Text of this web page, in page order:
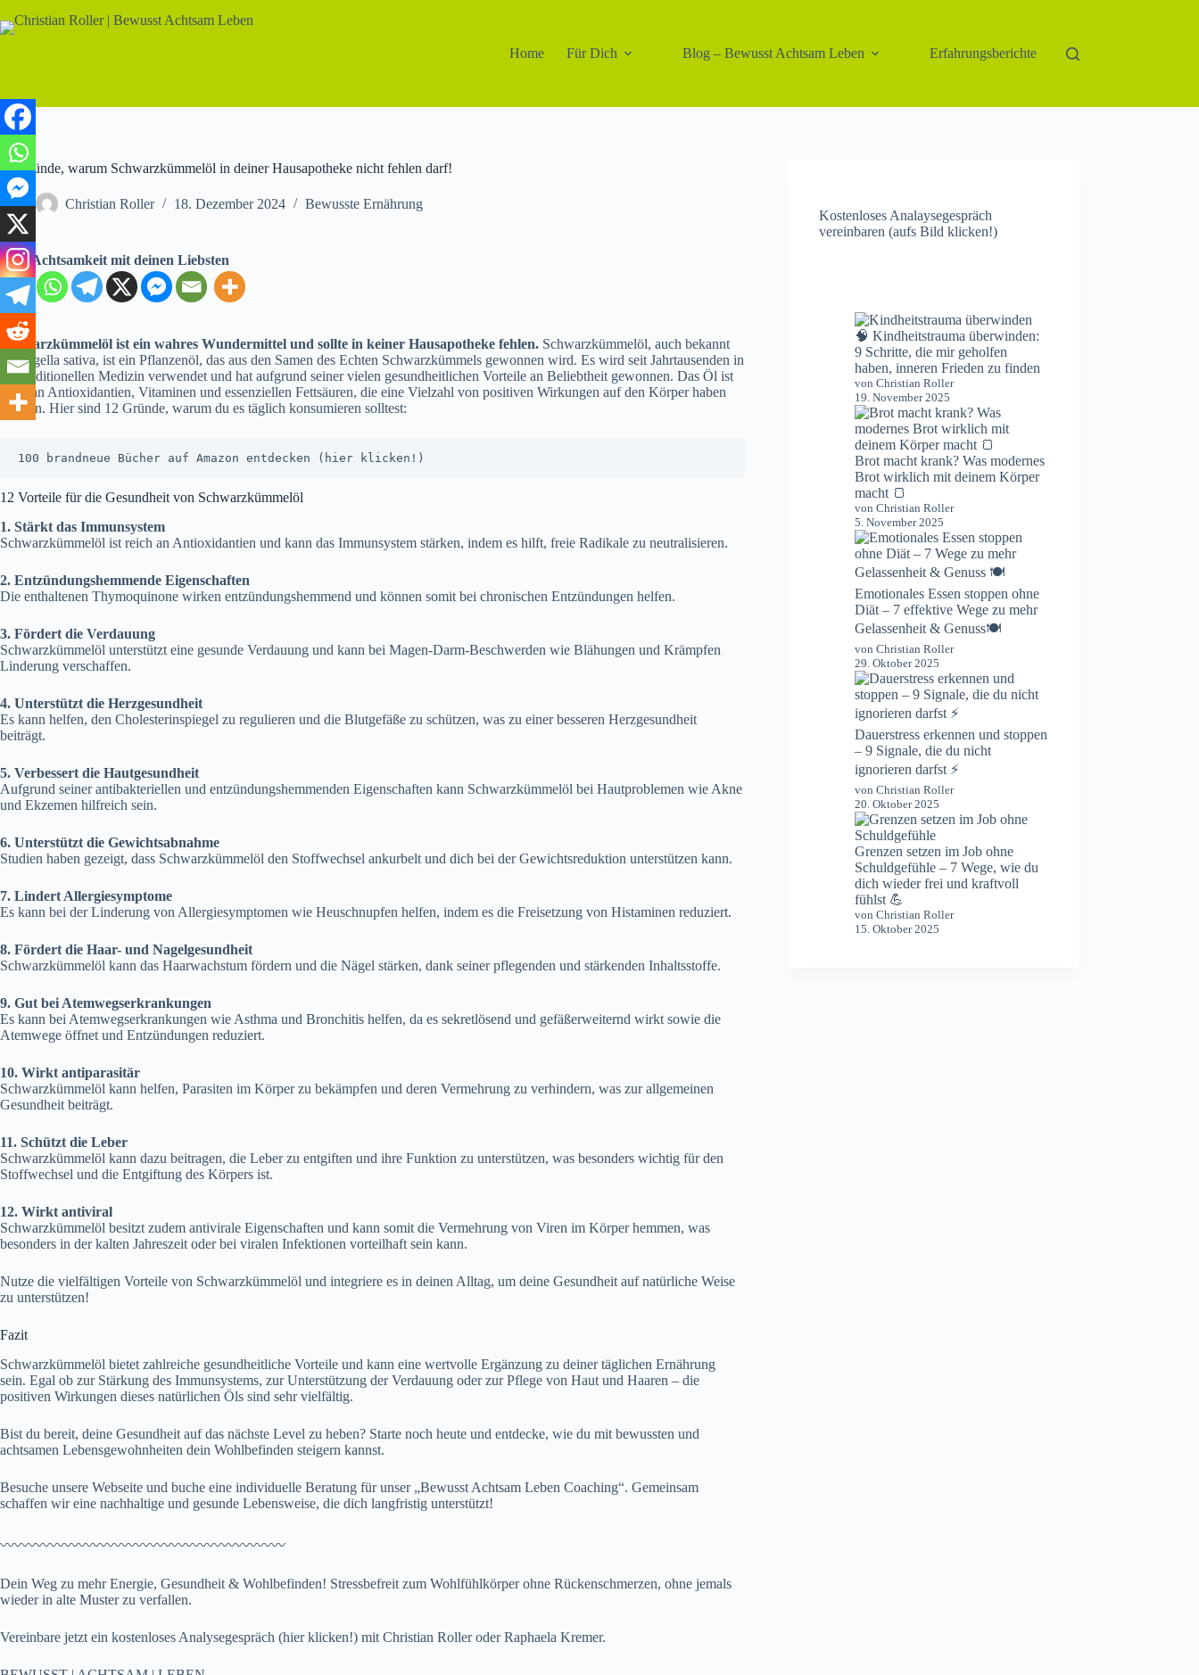
Inhalt
springen
Home
Für Dich Blog – Bewusst Achtsam Leben Erfahrungsberichte
12 Gründe, warum Schwarzkümmelöl in deiner Hausapotheke nicht fehlen darf!
Christian Roller 18. Dezember 2024 Bewusste Ernährung
Teile Achtsamkeit mit deinen Liebsten
Schwarzkümmelöl ist ein wahres Wundermittel und sollte in keiner Hausapotheke fehlen. Schwarzkümmelöl, auch bekannt
als Nigella sativa, ist ein Pflanzenöl, das aus den Samen des Echten Schwarzkümmels gewonnen wird. Es wird seit Jahrtausenden in
der traditionellen Medizin verwendet und hat aufgrund seiner vielen gesundheitlichen Vorteile an Beliebtheit gewonnen. Das Öl ist
reich an Antioxidantien, Vitaminen und essenziellen Fettsäuren, die eine Vielzahl von positiven Wirkungen auf den Körper haben
können. Hier sind 12 Gründe, warum du es täglich konsumieren solltest:
100 brandneue Bücher auf Amazon entdecken (hier klicken!)
12 Vorteile für die Gesundheit von Schwarzkümmelöl
1. Stärkt das Immunsystem
Schwarzkümmelöl ist reich an Antioxidantien und kann das Immunsystem stärken, indem es hilft, freie Radikale zu neutralisieren.
2. Entzündungshemmende Eigenschaften
Die enthaltenen Thymoquinone wirken entzündungshemmend und können somit bei chronischen Entzündungen helfen.
3. Fördert die Verdauung
Schwarzkümmelöl unterstützt eine gesunde Verdauung und kann bei Magen-Darm-Beschwerden wie Blähungen und Krämpfen
Linderung verschaffen.
4. Unterstützt die Herzgesundheit
Es kann helfen, den Cholesterinspiegel zu regulieren und die Blutgefäße zu schützen, was zu einer besseren Herzgesundheit
beiträgt.
5. Verbessert die Hautgesundheit
Aufgrund seiner antibakteriellen und entzündungshemmenden Eigenschaften kann Schwarzkümmelöl bei Hautproblemen wie Akne
und Ekzemen hilfreich sein.
6. Unterstützt die Gewichtsabnahme
Studien haben gezeigt, dass Schwarzkümmelöl den Stoffwechsel ankurbelt und dich bei der Gewichtsreduktion unterstützen kann.
7. Lindert Allergiesymptome
Es kann bei der Linderung von Allergiesymptomen wie Heuschnupfen helfen, indem es die Freisetzung von Histaminen reduziert.
8. Fördert die Haar- und Nagelgesundheit
Schwarzkümmelöl kann das Haarwachstum fördern und die Nägel stärken, dank seiner pflegenden und stärkenden Inhaltsstoffe.
9. Gut bei Atemwegserkrankungen
Es kann bei Atemwegserkrankungen wie Asthma und Bronchitis helfen, da es sekretlösend und gefäßerweiternd wirkt sowie die
Atemwege öffnet und Entzündungen reduziert.
10. Wirkt antiparasitär
Schwarzkümmelöl kann helfen, Parasiten im Körper zu bekämpfen und deren Vermehrung zu verhindern, was zur allgemeinen
Gesundheit beiträgt.
11. Schützt die Leber
Schwarzkümmelöl kann dazu beitragen, die Leber zu entgiften und ihre Funktion zu unterstützen, was besonders wichtig für den
Stoffwechsel und die Entgiftung des Körpers ist.
12. Wirkt antiviral
Schwarzkümmelöl besitzt zudem antivirale Eigenschaften und kann somit die Vermehrung von Viren im Körper hemmen, was
besonders in der kalten Jahreszeit oder bei viralen Infektionen vorteilhaft sein kann.
Nutze die vielfältigen Vorteile von Schwarzkümmelöl und integriere es in deinen Alltag, um deine Gesundheit auf natürliche Weise
zu unterstützen!
Fazit
Schwarzkümmelöl bietet zahlreiche gesundheitliche Vorteile und kann eine wertvolle Ergänzung zu deiner täglichen Ernährung
sein. Egal ob zur Stärkung des Immunsystems, zur Unterstützung der Verdauung oder zur Pflege von Haut und Haaren – die
positiven Wirkungen dieses natürlichen Öls sind sehr vielfältig.
Bist du bereit, deine Gesundheit auf das nächste Level zu heben? Starte noch heute und entdecke, wie du mit bewussten und
achtsamen Lebensgewohnheiten dein Wohlbefinden steigern kannst.
Besuche unsere Webseite und buche eine individuelle Beratung für unser „Bewusst Achtsam Leben Coaching“. Gemeinsam
schaffen wir eine nachhaltige und gesunde Lebensweise, die dich langfristig unterstützt!
〰️〰️〰️〰️〰️〰️〰️〰️〰️〰️〰️〰️〰️〰️〰️〰️〰️〰️〰️〰️
Dein Weg zu mehr Energie, Gesundheit & Wohlbefinden! Stressbefreit zum Wohlfühlkörper ohne Rückenschmerzen, ohne jemals
wieder in alte Muster zu verfallen.
Vereinbare jetzt ein kostenloses Analysegespräch (hier klicken!) mit Christian Roller oder Raphaela Kremer.
Kostenloses Analaysegespräch
vereinbaren (aufs Bild klicken!)
🧠 Kindheitstrauma überwinden:
9 Schritte, die mir geholfen
haben, inneren Frieden zu finden
von Christian Roller
19. November 2025
Brot macht krank? Was modernes
Brot wirklich mit deinem Körper
macht 🍞
von Christian Roller
5. November 2025
Emotionales Essen stoppen ohne
Diät – 7 effektive Wege zu mehr
Gelassenheit & Genuss🍽️
von Christian Roller
29. Oktober 2025
Dauerstress erkennen und stoppen
– 9 Signale, die du nicht
ignorieren darfst ⚡️
von Christian Roller
20. Oktober 2025
Grenzen setzen im Job ohne
Schuldgefühle – 7 Wege, wie du
dich wieder frei und kraftvoll
fühlst 💪
von Christian Roller
15. Oktober 2025